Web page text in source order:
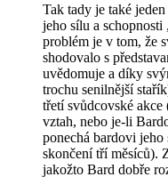
Tak tady je také
jeho sílu a schopnosti
problém je v tom, že
shodovalo s
uvědomuje a díky
trochu senilnější
třetí svůdcovské
vztah, nebo je-li
ponechá bardovi
skončení tří měsíců).
jakožto Bard dobře